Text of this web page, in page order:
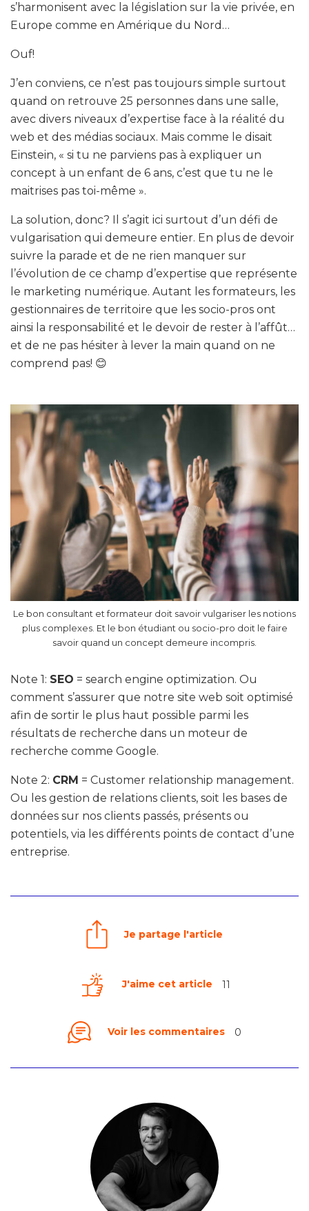
s’harmonisent avec la législation sur la vie privée, en
Europe comme en Amérique du Nord…
Ouf!
J’en conviens, ce n’est pas toujours simple surtout
quand on retrouve 25 personnes dans une salle,
avec divers niveaux d’expertise face à la réalité du
web et des médias sociaux. Mais comme le disait
Einstein, « si tu ne parviens pas à expliquer un
concept à un enfant de 6 ans, c’est que tu ne le
maitrises pas toi-même ».
La solution, donc? Il s’agit ici surtout d’un défi de
vulgarisation qui demeure entier. En plus de devoir
suivre la parade et de ne rien manquer sur
l’évolution de ce champ d’expertise que représente
le marketing numérique. Autant les formateurs, les
gestionnaires de territoire que les socio-pros ont
ainsi la responsabilité et le devoir de rester à l’affût…
et de ne pas hésiter à lever la main quand on ne
comprend pas! 😊
Le bon consultant et formateur doit savoir vulgariser les notions
plus complexes. Et le bon étudiant ou socio-pro doit le faire
savoir quand un concept demeure incompris.
Note 1: SEO = search engine optimization. Ou
comment s’assurer que notre site web soit optimisé
afin de sortir le plus haut possible parmi les
résultats de recherche dans un moteur de
recherche comme Google.
Note 2: CRM = Customer relationship management.
Ou les gestion de relations clients, soit les bases de
données sur nos clients passés, présents ou
potentiels, via les différents points de contact d’une
entreprise.
Je partage l'article
J'aime cet article 11
Voir les commentaires 0